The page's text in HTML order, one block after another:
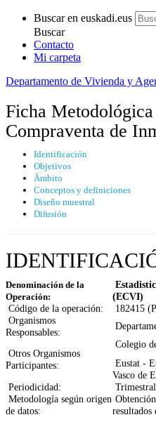
Buscar en euskadi.eus
Buscar
Contacto
Mi carpeta
Departamento de Vivienda y
Ficha
Compraventa de
Identificación
Objetivos
Ámbito
Conceptos y definiciones
Diseño muestral
Difusión
Denominación de la
Operación:
(ECVI)
Código de la operación:
182415
Organismos
Responsables:
Otros Organismos
Participantes:
Colegio
Eustat -
Vasco de
Periodicidad:
Trimestral
Metodología según origen
de datos:
resultados